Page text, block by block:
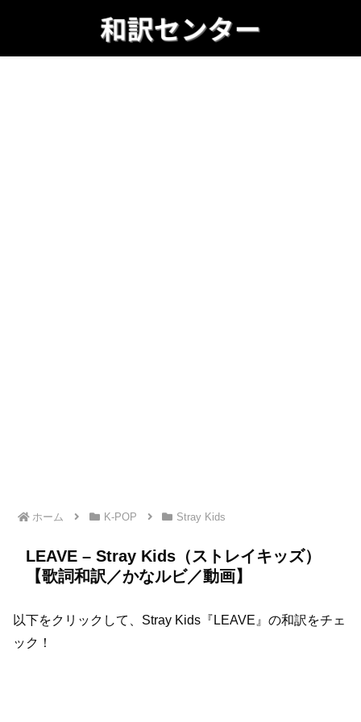
ホーム K-POP Stray Kids
LEAVE – Stray Kids（ストレイキッズ）
【歌詞和訳／かなルビ／動画】
以下をクリックして、Stray Kids『LEAVE』の和訳をチェ
ック！